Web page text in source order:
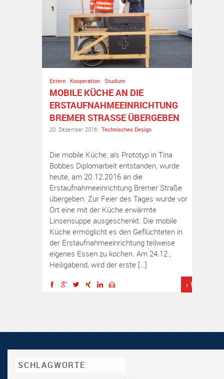
Extern · Kooperation · Studium
MOBILE KÜCHE AN DIE
ERSTAUFNAHME­EINRICHTUNG
BREMER STRASSE ÜBERGEBEN
20. Dezember 2016 · Technisches Design
Die mobile Küche, als Prototyp in Tina
Bobbes Diplomarbeit entstanden, wurde
heute, am 20.12.2016 an die
Erstaufnahmeeinrichtung Bremer Straße
übergeben. Zur Feier des Tages wurde vor
Ort eine mit der Küche erwärmte
Linsensuppe ausgeschenkt. Die mobile
Küche ermöglicht es den Geflüchteten in
der Erstaufnahmeeinrichtung teilweise
eigenes Essen zu kochen. Am 24.12.,
Heiligabend, wird der erste […]
›
SCHLAGWORTE